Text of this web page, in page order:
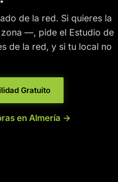
de la red. Si quieres la
—, pide el Estudio de
de la red, y si tu local no
Gratuito
en Almería →